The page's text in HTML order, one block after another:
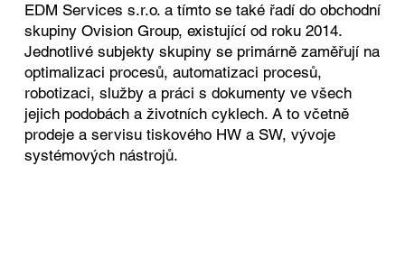
EDM Services s.r.o. a tímto se také řadí do obchodní
skupiny Ovision Group, existující od roku 2014.
Jednotlivé subjekty skupiny se primárně zaměřují na
optimalizaci procesů, automatizaci procesů,
robotizaci, služby a práci s dokumenty ve všech
jejich podobách a životních cyklech. A to včetně
prodeje a servisu tiskového HW a SW, vývoje
systémových nástrojů.